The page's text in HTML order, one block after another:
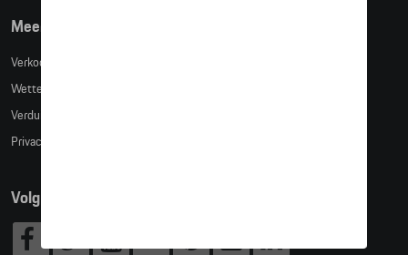
Meer info
Verkoopsvoorwaarden
Wettelijke bepalingen
Verduidelijking kledingmaten
Privacybeleid
Volg Ons